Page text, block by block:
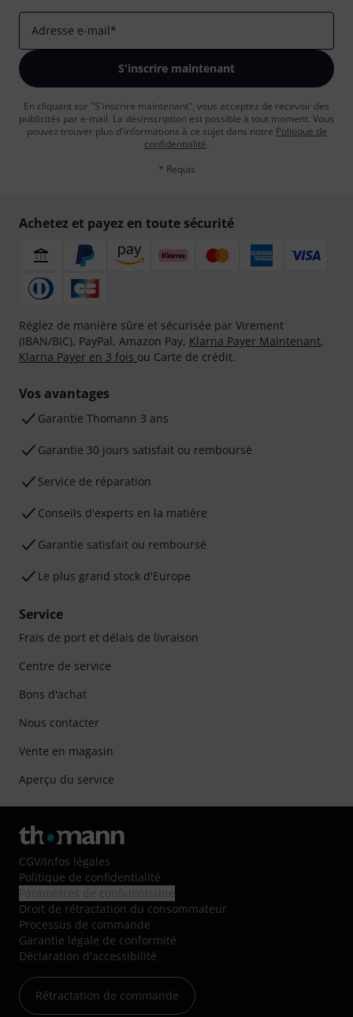
Adresse e-mail*
S'inscrire maintenant
En cliquant sur "S'inscrire maintenant", vous acceptez de recevoir des
publicités par e-mail. La désinscription est possible à tout moment. Vous
pouvez trouver plus d'informations à ce sujet dans notre Politique de
confidentialité.
* Requis
Achetez et payez en toute sécurité
Réglez de manière sûre et sécurisée par Virement
(IBAN/BIC), PayPal, Amazon Pay, Klarna Payer Maintenant,
Klarna Payer en 3 fois ou Carte de crédit.
Vos avantages
Ga­ran­tie Thomann 3 ans
Garantie 30 jours satisfait ou remboursé
Service de réparation
Conseils d'experts en la matière
Garantie satisfait ou remboursé
Le plus grand stock d'Europe
Service
Frais de port et délais de livraison
Centre de service
Bons d'achat
Nous contacter
Vente en magasin
Aperçu du service
CGV/Infos légales
Politique de confidentialité
Droit de rétractation du consommateur
Processus de commande
Garantie légale de conformité
Déclaration d'accessibilité
Rétractation de commande